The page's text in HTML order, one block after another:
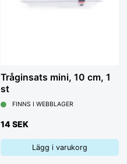
Tråginsats mini, 10 cm, 1
st
FINNS I WEBBLAGER
14 SEK
Lägg i varukorg